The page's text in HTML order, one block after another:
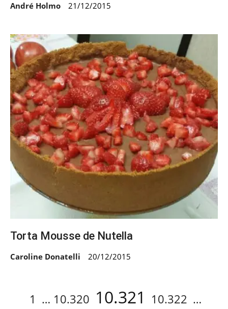
André Holmo 21/12/2015
Torta Mousse de Nutella
Caroline Donatelli 20/12/2015
Navegação
Page
1 … Page
10.320 Page
10.321 Page
10.322 …